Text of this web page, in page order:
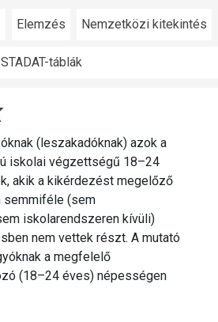
Elemzés Nemzetközi kitekintés
STADAT-táblák
(leszakadóknak) azok a
iskolai végzettségű 18–24
akik a kikérdezést megelőző
semmiféle (sem
iskolarendszeren kívüli)
nem vettek részt. A mutató
a megfelelő
(18–24 éves) népességen